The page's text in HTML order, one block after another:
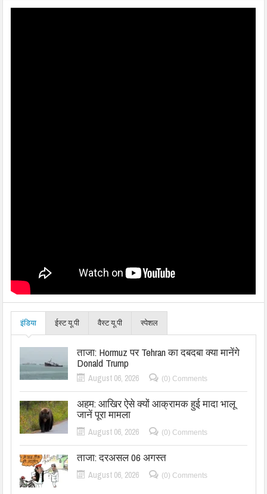
इंडिया ईस्ट यू.पी वैस्ट यू.पी स्पेशल
ताजा: Hormuz पर Tehran का दबदबा क्या मानेंगे
Donald Trump
August 06, 2026 (0) Comments
अहम: आखिर ऐसे क्यों आक्रामक हुई मादा भालू
जानें पूरा मामला
August 06, 2026 (0) Comments
ताजा: दरअसल 06 अगस्त
August 06, 2026 (0) Comments